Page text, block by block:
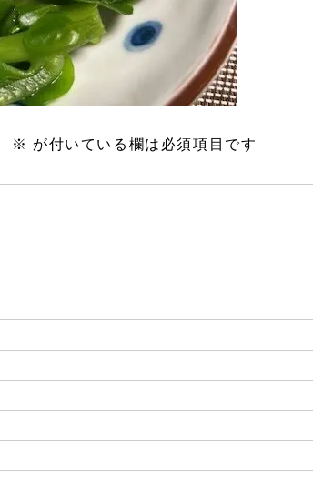
※ が付いている欄は必須項目です